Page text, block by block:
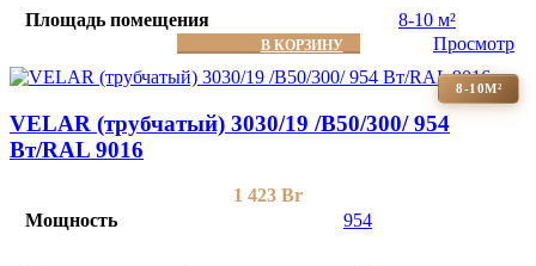
Площадь помещения 8-10 м²
В КОРЗИНУ Просмотр
8-10М²
VELAR (трубчатый) 3030/19 /B50/300/ 954
Bт/RAL 9016
1 423 Br
Мощность
954